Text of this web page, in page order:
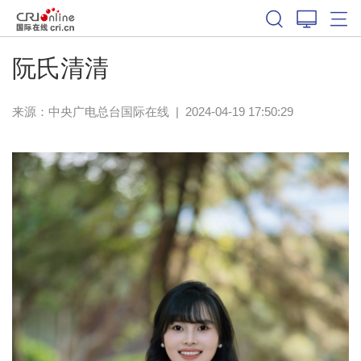
阮氏清清
来源：中央广电总台国际在线| 2024-04-19 17:50:29